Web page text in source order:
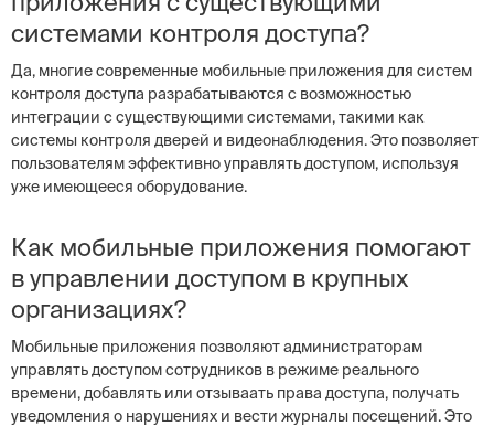
системами контроля доступа?
Да, многие современные мобильные приложения для систем
контроля доступа разрабатываются с возможностью
интеграции с существующими системами, такими как
системы контроля дверей и видеонаблюдения. Это позволяет
пользователям эффективно управлять доступом, используя
уже имеющееся оборудование.
Как мобильные приложения помогают
в управлении доступом в крупных
организациях?
Мобильные приложения позволяют администраторам
управлять доступом сотрудников в режиме реального
времени, добавлять или отзываать права доступа, получать
уведомления о нарушениях и вести журналы посещений. Это